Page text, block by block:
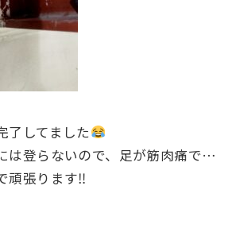
了してました
は登らないので、足が筋肉痛で…
頑張ります‼